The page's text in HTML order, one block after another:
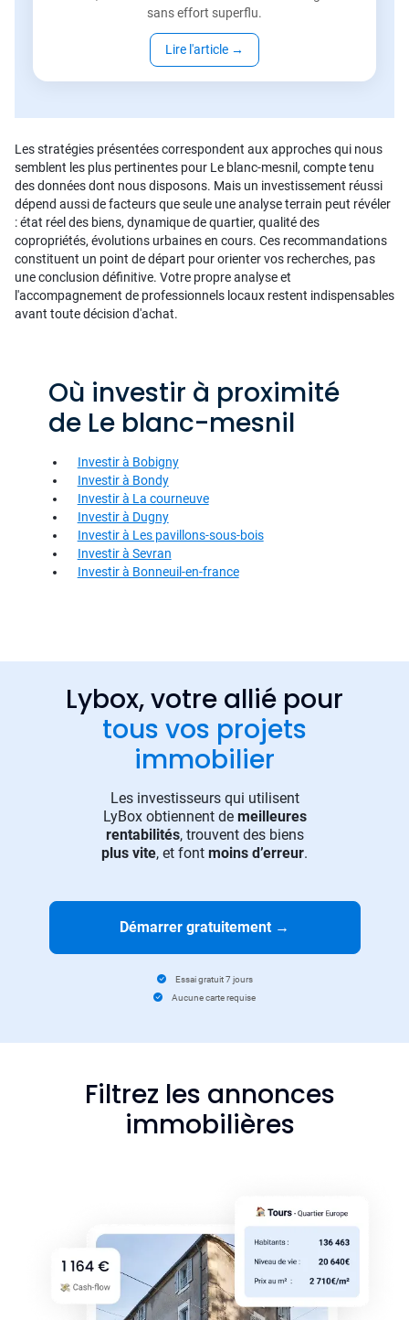
sans effort superflu.
Lire l'article →
Les stratégies présentées correspondent aux approches qui nous
semblent les plus pertinentes pour Le blanc-mesnil, compte tenu
des données dont nous disposons. Mais un investissement réussi
dépend aussi de facteurs que seule une analyse terrain peut révéler
: état réel des biens, dynamique de quartier, qualité des
copropriétés, évolutions urbaines en cours. Ces recommandations
constituent un point de départ pour orienter vos recherches, pas
une conclusion définitive. Votre propre analyse et
l'accompagnement de professionnels locaux restent indispensables
avant toute décision d'achat.
Où investir à proximité
de Le blanc-mesnil
Investir à Bobigny
Investir à Bondy
Investir à La courneuve
Investir à Dugny
Investir à Les pavillons-sous-bois
Investir à Sevran
Investir à Bonneuil-en-france
Lybox, votre allié pour
tous vos projets
immobilier
Les investisseurs qui utilisent
LyBox obtiennent de meilleures
rentabilités, trouvent des biens
plus vite, et font moins d’erreur.
Démarrer gratuitement →
Essai gratuit 7 jours
Aucune carte requise
Filtrez les annonces
immobilières